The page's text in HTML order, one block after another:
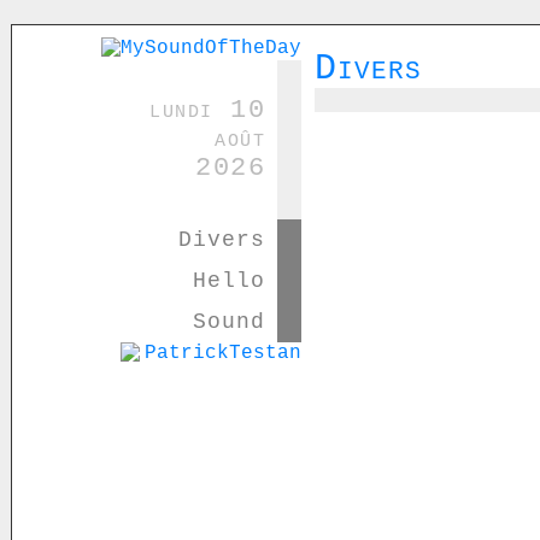
lundi 10
août
2026
Divers
Hello
Sound
Divers